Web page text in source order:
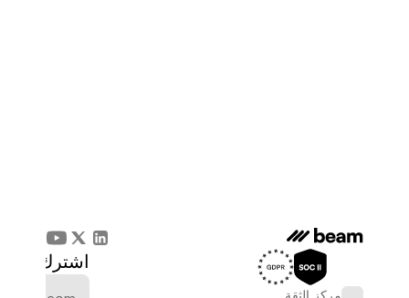
مركز الثقة
اشترك في